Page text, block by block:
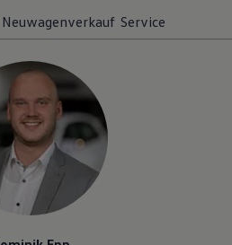
Neuwagenverkauf Service